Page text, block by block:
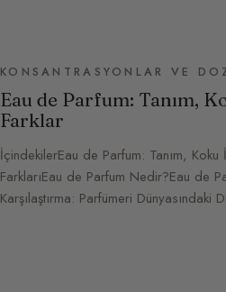
KONSANTRASYONLAR VE
Eau de Parfum: Tanım,
Farklar
İçindekilerEau de Parfum: Tanım,
FarklarıEau de Parfum Nedir?Eau de
Karşılaştırma: Parfümeri Dünyasındaki